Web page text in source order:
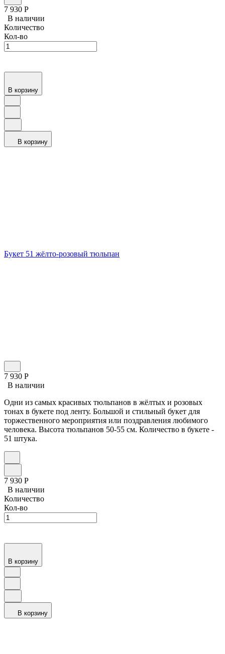
7 930 Р
В наличии
Количество
Кол-во
В корзину
В корзину
Букет 51 жёлто-розовый тюльпан
7 930 Р
В наличии
Одни из самых красивых тюльпанов в жёлтых и розовых
тонах в букете под ленту. Большой и стильный букет для
торжественного мероприятия или поздравления любимого
человека. Высота тюльпанов 50-55 см. Количество в букете -
51 штука.
7 930 Р
В наличии
Количество
Кол-во
В корзину
В корзину